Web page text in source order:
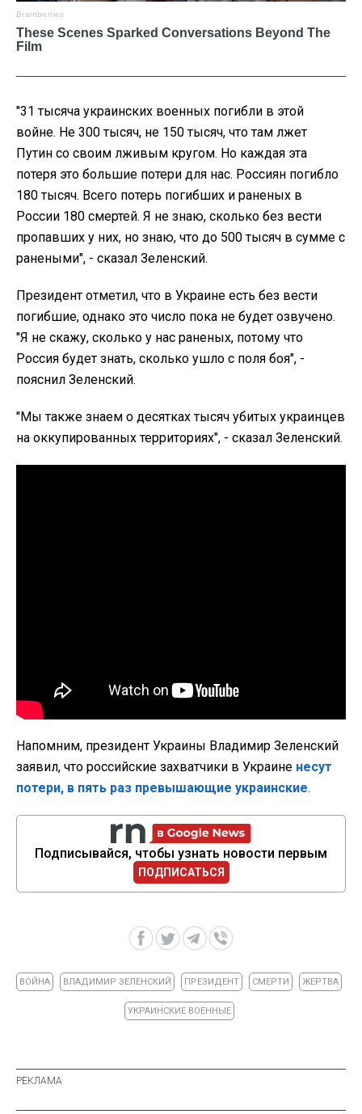
"31 тысяча украинских военных погибли в этой
войне. Не 300 тысяч, не 150 тысяч, что там лжет
Путин со своим лживым кругом. Но каждая эта
потеря это большие потери для нас. Россиян погибло
180 тысяч. Всего потерь погибших и раненых в
России 180 смертей. Я не знаю, сколько без вести
пропавших у них, но знаю, что до 500 тысяч в сумме с
ранеными", - сказал Зеленский.
Президент отметил, что в Украине есть без вести
погибшие, однако это число пока не будет озвучено.
"Я не скажу, сколько у нас раненых, потому что
Россия будет знать, сколько ушло с поля боя", -
пояснил Зеленский.
"Мы также знаем о десятках тысяч убитых украинцев
на оккупированных территориях", - сказал Зеленский.
Напомним, президент Украины Владимир Зеленский
заявил, что российские захватчики в Украине несут
потери, в пять раз превышающие украинские.
Подписывайся, чтобы узнать новости первым
ПОДПИСАТЬСЯ
ВОЙНА ВЛАДИМИР ЗЕЛЕНСКИЙ ПРЕЗИДЕНТ СМЕРТИ ЖЕРТВА
УКРАИНСКИЕ ВОЕННЫЕ